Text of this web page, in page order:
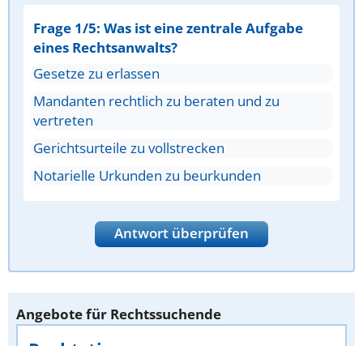
Frage 1/5: Was ist eine zentrale Aufgabe
eines Rechtsanwalts?
Gesetze zu erlassen
Mandanten rechtlich zu beraten und zu
vertreten
Gerichtsurteile zu vollstrecken
Notarielle Urkunden zu beurkunden
Antwort überprüfen
Angebote für Rechtssuchende